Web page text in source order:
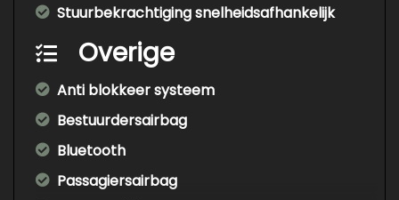
Stuurbekrachtiging snelheidsafhankelijk
Overige
Anti blokkeer systeem
Bestuurdersairbag
Bluetooth
Passagiersairbag